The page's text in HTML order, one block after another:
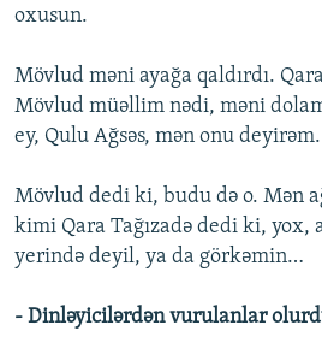
oxusun.
Mövlud məni ayağa qaldırdı.
Mövlud müəllim nədi, məni
ey, Qulu Ağsəs, mən onu deyirəm.
Mövlud dedi ki, budu də o. Mən
kimi Qara Tağızadə dedi ki, yox,
yerində deyil, ya da görkəmin…
- Dinləyicilərdən vurulanlar